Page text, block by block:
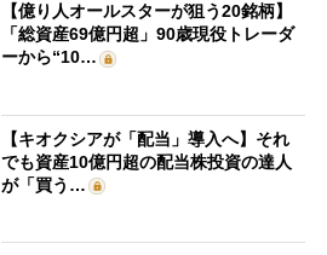
【億り人オールスターが狙う20銘柄】
「総資産69億円超」90歳現役トレーダ
ーから“10…
【キオクシアが「配当」導入へ】それ
でも資産10億円超の配当株投資の達人
が「買う…